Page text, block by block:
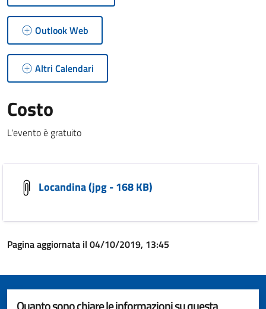
Outlook Web
Altri Calendari
Costo
L'evento è gratuito
Locandina (jpg - 168 KB)
Pagina aggiornata il 04/10/2019, 13:45